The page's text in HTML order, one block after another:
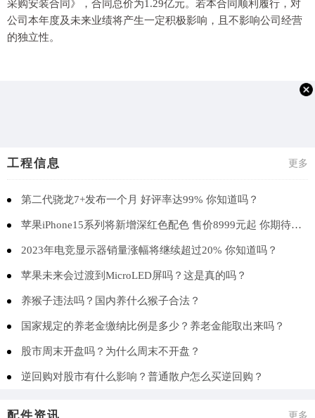
采购安装合同》，合同总价为1.29亿元。若本合同顺利履行，对
公司本年度及未来业绩将产生一定积极影响，且不影响公司经营
的独立性。
工程信息 更多
第二代骁龙7+发布一个月 好评率达99% 你知道吗？
苹果iPhone15系列将新增深红色配色 售价8999元起 你期待吗？
2023年电竞显示器销量涨幅将继续超过20% 你知道吗？
苹果未来会过渡到MicroLED屏吗？这是真的吗？
养猴子违法吗？国内养什么猴子合法？
国家规定的养老金缴纳比例是多少？养老金能取出来吗？
股市周末开盘吗？为什么周末不开盘？
逆回购对股市有什么影响？普通散户怎么买逆回购？
更多